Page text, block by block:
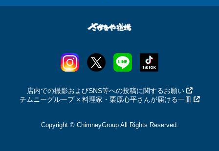
店内での撮影およびSNS等への投稿に関するお願い
チムニーグループ × 料理家・栗原心平さんが届ける一皿
Copyright © ChimneyGroup All Rights Reserved.